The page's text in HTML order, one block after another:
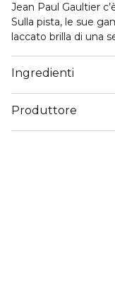
Jean Paul Gaultier
Sulla pista, le sue
laccato brilla di una
accogliere
festa. Un’audacia
Ingredienti
Produttore